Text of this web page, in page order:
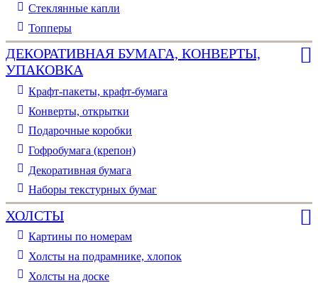
Стеклянные капли
Топперы
ДЕКОРАТИВНАЯ БУМАГА, КОНВЕРТЫ,
УПАКОВКА
Крафт-пакеты, крафт-бумага
Конверты, открытки
Подарочные коробки
Гофробумага (крепон)
Декоративная бумага
Наборы текстурных бумаг
ХОЛСТЫ
Картины по номерам
Холсты на подрамнике, хлопок
Холсты на доске